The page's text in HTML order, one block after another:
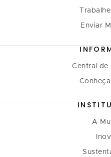
Enviar
Central de
A